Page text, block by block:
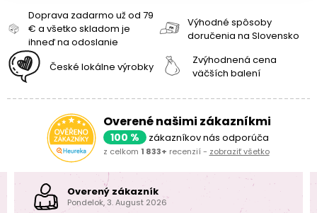
Doprava zadarmo už od 79
€ a všetko skladom je
ihneď na odoslanie
Výhodné spôsoby
doručenia na Slovensko
České lokálne výrobky
Zvýhodnená cena
väčších balení
Overené našimi zákazníkmi
100 % zákazníkov nás odporúča
z celkom 1 833+ recenzií - zobraziť všetko
Overený zákazník
Pondelok, 3. August 2026